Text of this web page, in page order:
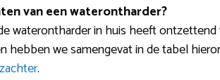
van een waterontharder?
waterontharder in huis heeft
hebben we samengevat in de tabel
.